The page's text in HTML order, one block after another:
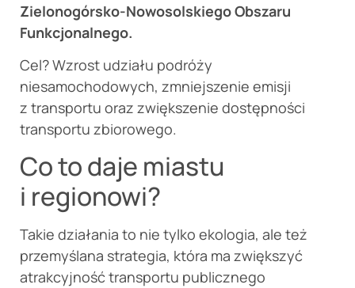
Zielonogórsko-Nowosolskiego Obszaru
Funkcjonalnego.
Cel? Wzrost udziału podróży
niesamochodowych, zmniejszenie emisji
z transportu oraz zwiększenie dostępności
transportu zbiorowego.
Co to daje miastu
i regionowi?
Takie działania to nie tylko ekologia, ale też
przemyślana strategia, która ma zwiększyć
atrakcyjność transportu publicznego